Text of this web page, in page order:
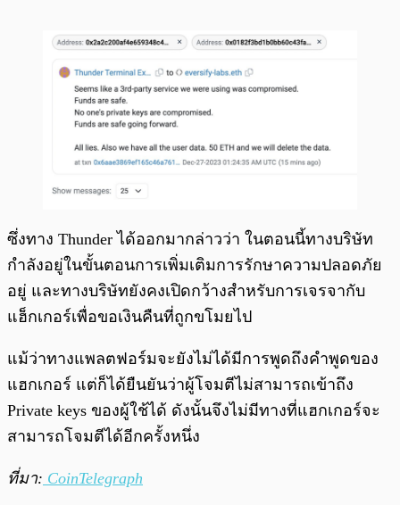
ซึ่งทาง Thunder ได้ออกมากล่าวว่า ในตอนนี้ทางบริษัท
กำลังอยู่ในขั้นตอนการเพิ่มเติมการรักษาความปลอดภัย
อยู่ และทางบริษัทยังคงเปิดกว้างสำหรับการเจรจากับ
แฮ็กเกอร์เพื่อขอเงินคืนที่ถูกขโมยไป
แม้ว่าทางแพลตฟอร์มจะยังไม่ได้มีการพูดถึงคำพูดของ
แฮกเกอร์ แต่ก็ได้ยืนยันว่าผู้โจมตีไม่สามารถเข้าถึง
Private keys ของผู้ใช้ได้ ดังนั้นจึงไม่มีทางที่แฮกเกอร์จะ
สามารถโจมตีได้อีกครั้งหนึ่ง
ที่มา: CoinTelegraph